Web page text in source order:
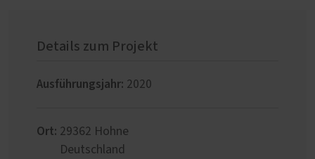
Details zum Projekt
Ausführungsjahr: 2020
Ort: 29362 Hohne
Deutschland